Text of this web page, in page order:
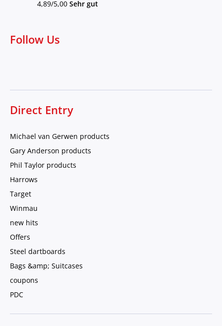
4,89/5,00 Sehr gut
Follow Us
Direct Entry
Michael van Gerwen products
Gary Anderson products
Phil Taylor products
Harrows
Target
Winmau
new hits
Offers
Steel dartboards
Bags &amp; Suitcases
coupons
PDC